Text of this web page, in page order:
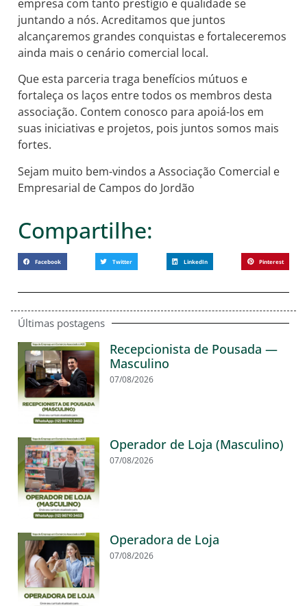
empresa com tanto prestígio e qualidade se
juntando a nós. Acreditamos que juntos
alcançaremos grandes conquistas e fortaleceremos
ainda mais o cenário comercial local.
Que esta parceria traga benefícios mútuos e
fortaleça os laços entre todos os membros desta
associação. Contem conosco para apoiá-los em
suas iniciativas e projetos, pois juntos somos mais
fortes.
Sejam muito bem-vindos a Associação Comercial e
Empresarial de Campos do Jordão
Compartilhe:
Facebook Twitter LinkedIn Pinterest
Últimas postagens
Recepcionista de Pousada —
Masculino
07/08/2026
Operador de Loja (Masculino)
07/08/2026
Operadora de Loja
07/08/2026